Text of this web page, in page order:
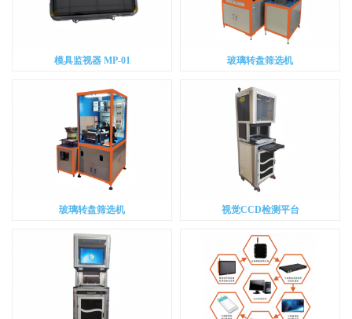
模具监视器 MP-01 玻璃转盘筛选机
玻璃转盘筛选机 视觉CCD检测平台